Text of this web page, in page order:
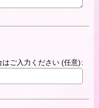
はご入力ください (任意):